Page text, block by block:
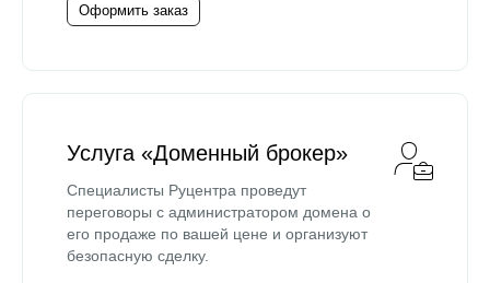
Оформить заказ
Услуга «Доменный брокер»
Специалисты Руцентра проведут
переговоры с администратором домена о
его продаже по вашей цене и организуют
безопасную сделку.